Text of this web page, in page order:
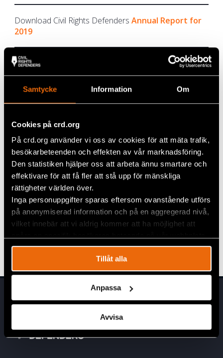
Samtycke Information Om
Cookies på crd.org
På crd.org använder vi oss av cookies för att mäta trafik,
besökarbeteenden och effekten av vår marknadsföring.
Den statistiken hjälper oss att arbeta ännu smartare och
effektivare för att få fler att stå upp för mänskliga
rättigheter världen över.
Inga personuppgifter sparas eftersom ovanstående utförs
på anonymiserad information och på en aggregerad nivå,
vilket innebär att vi aldrig kommer att ha möjlighet att
Tillåt alla
Anpassa
Avvisa
Download Civil Rights Defenders Annual Report for
2019
Download Civil Rights Defenders
Annual Report for
2018
Download Civil Rights DefendersAnnual Report for
Download Civil Rights Defenders Annual Report for
2016
Download Civil Rights Defenders
2015
2014